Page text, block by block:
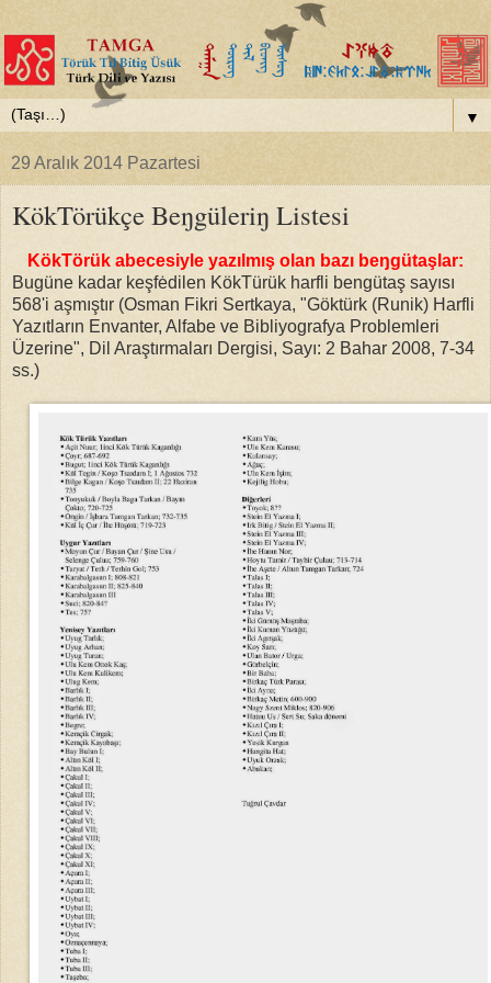
▼
29 Aralık 2014 Pazartesi
KökTörükçe Beŋgüleriŋ Listesi
KökTörük abecesiyle yazılmış olan bazı beŋgütaşlar :
Bugüne kadar keşfėdilen KökTürük harfli bengütaş sayısı
568'i aşmıştır (Osman Fikri Sertkaya, "Göktürk (Runik) Harfli
Yazıtların Envanter, Alfabe ve Bibliyografya Problemleri
Üzerine", Dil Araştırmaları Dergisi, Sayı: 2 Bahar 2008, 7-34
ss.)